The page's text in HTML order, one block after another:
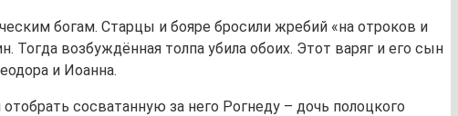
богам. Старцы и бояре бросили жребий «на отроков и
возбуждённая толпа убила обоих. Этот варяг и его сын
и Иоанна.
сосватанную за него Рогнеду – дочь полоцкого